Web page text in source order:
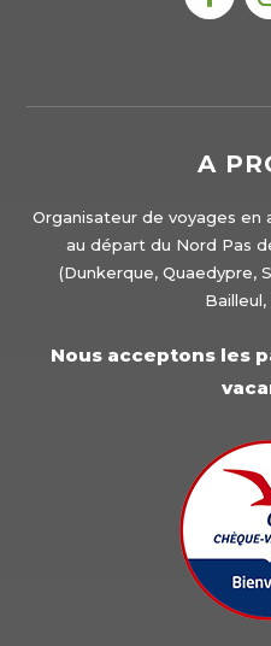
A
Organisateur de voyages en
au départ du Nord Pas
(Dunkerque, Quaedypre,
Nous acceptons les